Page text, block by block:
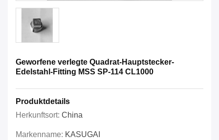
Geworfene verlegte Quadrat-Hauptstecker-
Edelstahl-Fitting MSS SP-114 CL1000
Produktdetails
Herkunftsort: China
Markenname: KASUGAI